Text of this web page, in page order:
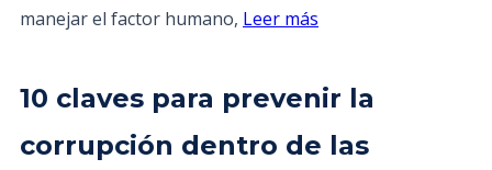
manejar el factor humano, Leer más
10 claves para prevenir la
corrupción dentro de las